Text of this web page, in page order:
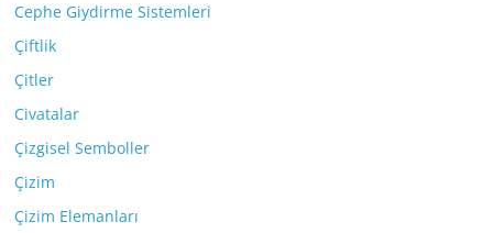
Cephe Giydirme Sistemleri
Çiftlik
Çitler
Civatalar
Çizgisel Semboller
Çizim
Çizim Elemanları